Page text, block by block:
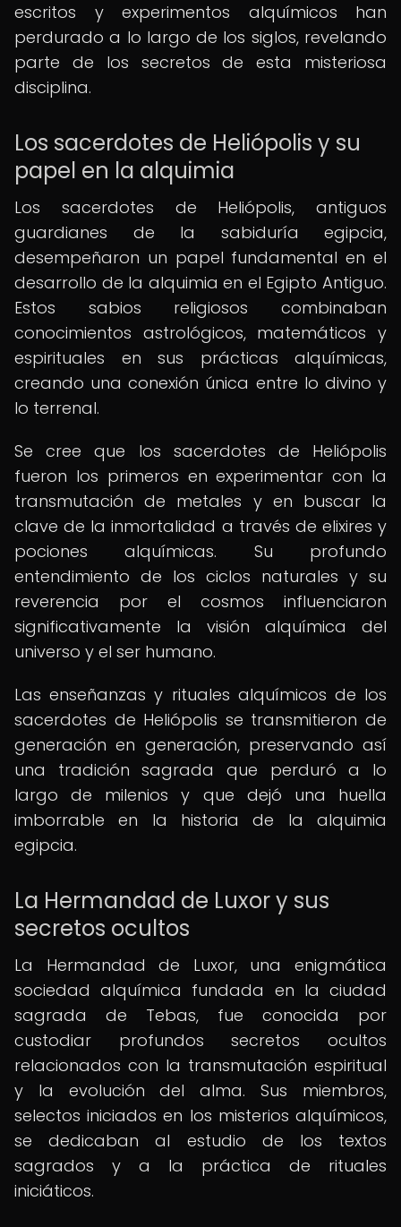
escritos y experimentos alquímicos han
perdurado a lo largo de los siglos, revelando
parte de los secretos de esta misteriosa
disciplina.
Los sacerdotes de Heliópolis y su
papel en la alquimia
Los sacerdotes de Heliópolis, antiguos
guardianes de la sabiduría egipcia,
desempeñaron un papel fundamental en el
desarrollo de la alquimia en el Egipto Antiguo.
Estos sabios religiosos combinaban
conocimientos astrológicos, matemáticos y
espirituales en sus prácticas alquímicas,
creando una conexión única entre lo divino y
lo terrenal.
Se cree que los sacerdotes de Heliópolis
fueron los primeros en experimentar con la
transmutación de metales y en buscar la
clave de la inmortalidad a través de elixires y
pociones alquímicas. Su profundo
entendimiento de los ciclos naturales y su
reverencia por el cosmos influenciaron
significativamente la visión alquímica del
universo y el ser humano.
Las enseñanzas y rituales alquímicos de los
sacerdotes de Heliópolis se transmitieron de
generación en generación, preservando así
una tradición sagrada que perduró a lo
largo de milenios y que dejó una huella
imborrable en la historia de la alquimia
egipcia.
La Hermandad de Luxor y sus
secretos ocultos
La Hermandad de Luxor, una enigmática
sociedad alquímica fundada en la ciudad
sagrada de Tebas, fue conocida por
custodiar profundos secretos ocultos
relacionados con la transmutación espiritual
y la evolución del alma. Sus miembros,
selectos iniciados en los misterios alquímicos,
se dedicaban al estudio de los textos
sagrados y a la práctica de rituales
iniciáticos.